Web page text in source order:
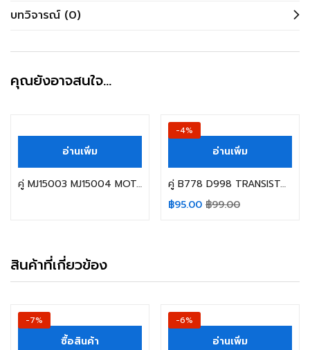
บทวิจารณ์ (0)
คุณยังอาจสนใจ…
อ่านเพิ่ม
คู่ MJ15003 MJ15004 MOTOROLLA
-4%
อ่านเพิ่ม
คู่ B778 D998 TRANSISTOR ทรานซิสเตอร์
฿95.00 ฿99.00
สินค้าที่เกี่ยวข้อง
-7%
ซื้อสินค้า
-6%
อ่านเพิ่ม